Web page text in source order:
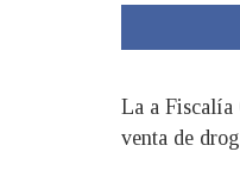
La a Fiscalía
venta de